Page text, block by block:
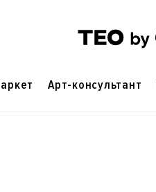
Арт-консультант